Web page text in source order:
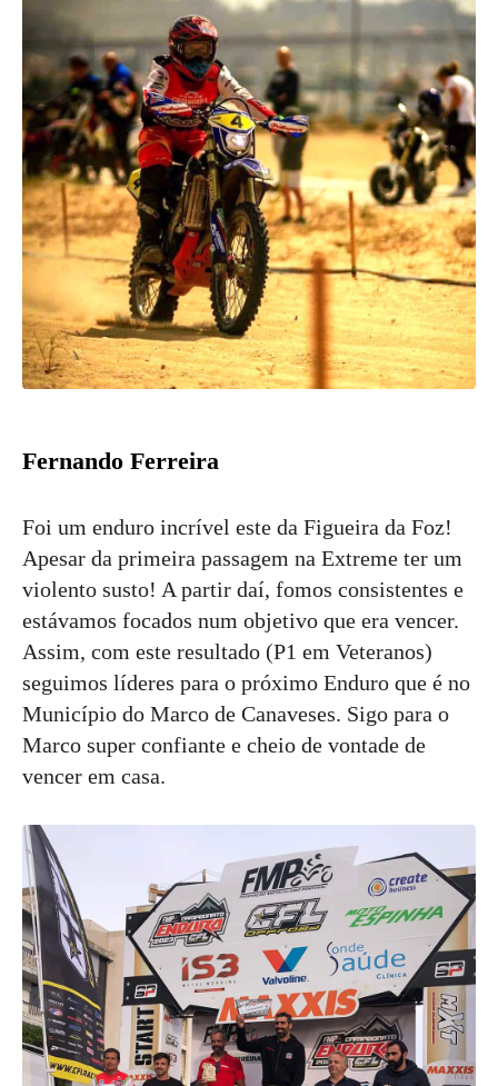
Fernando Ferreira
Foi um enduro incrível este da Figueira da Foz!
Apesar da primeira passagem na Extreme ter um
violento susto! A partir daí, fomos consistentes e
estávamos focados num objetivo que era vencer.
Assim, com este resultado (P1 em Veteranos)
seguimos líderes para o próximo Enduro que é no
Município do Marco de Canaveses. Sigo para o
Marco super confiante e cheio de vontade de
vencer em casa.